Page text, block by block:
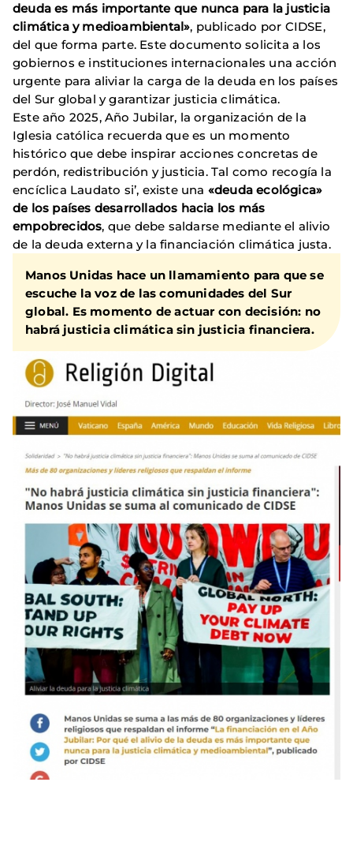
deuda es más importante que nunca para la justicia
climática y medioambiental», publicado por CIDSE,
del que forma parte. Este documento solicita a los
gobiernos e instituciones internacionales una acción
urgente para aliviar la carga de la deuda en los países
del Sur global y garantizar justicia climática.
Este año 2025, Año Jubilar, la organización de la
Iglesia católica recuerda que es un momento
histórico que debe inspirar acciones concretas de
perdón, redistribución y justicia. Tal como recogía la
encíclica Laudato si’, existe una «deuda ecológica»
de los países desarrollados hacia los más
empobrecidos, que debe saldarse mediante el alivio
de la deuda externa y la financiación climática justa.
Manos Unidas hace un llamamiento para que se
escuche la voz de las comunidades del Sur
global. Es momento de actuar con decisión: no
habrá justicia climática sin justicia financiera.